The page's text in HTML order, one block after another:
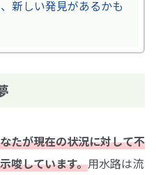
新しい発見があるかも
たが現在の状況に対して不
唆しています。用水路は流